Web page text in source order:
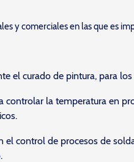
y comerciales en las que es
el curado de pintura, para
controlar la temperatura en
el control de procesos de